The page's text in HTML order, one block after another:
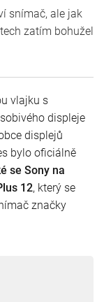
snímač, ale jak
zatím bohužel
vlajku s
displeje
displejů
bylo oficiálně
se Sony na
12, který se
značky